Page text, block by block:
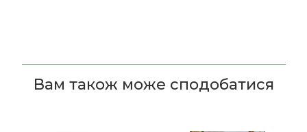
Вам також може сподобатися